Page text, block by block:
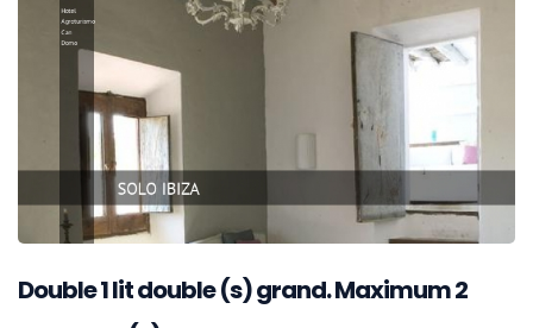
Double1lit double (s) grand. Maximum 2